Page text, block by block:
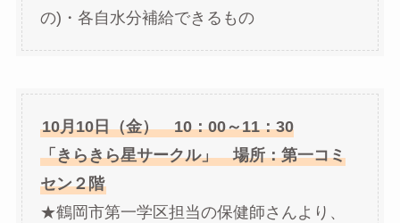
の)・各自水分補給できるもの
10月10日（金） 10：00～11：30
「きらきら星サークル」 場所：第一コミ
セン２階
★鶴岡市第一学区担当の保健師さんより、